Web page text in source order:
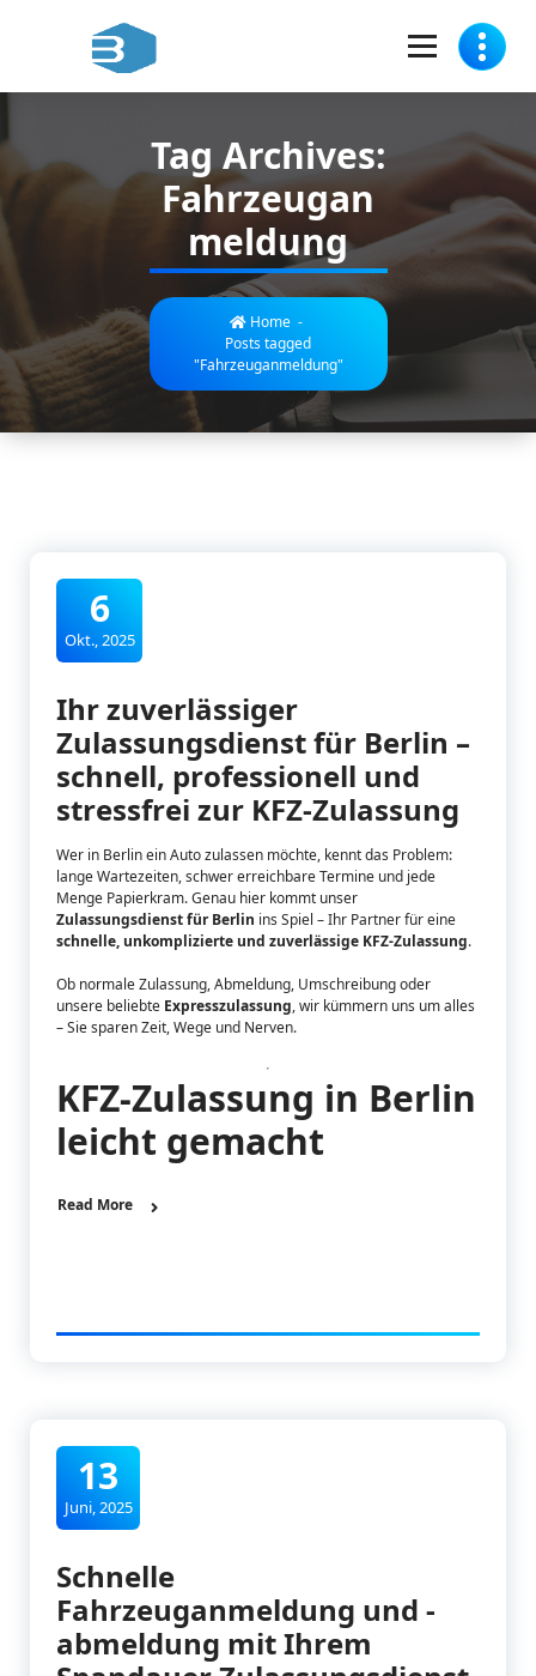
Tag Archives:
Fahrzeugan
meldung
Home -
Posts tagged
"Fahrzeuganmeldung"
6
Okt., 2025
Ihr zuverlässiger
Zulassungsdienst für Berlin –
schnell, professionell und
stressfrei zur KFZ-Zulassung
Wer in Berlin ein Auto zulassen möchte, kennt das Problem:
lange Wartezeiten, schwer erreichbare Termine und jede
Menge Papierkram. Genau hier kommt unser
Zulassungsdienst für Berlin ins Spiel – Ihr Partner für eine
schnelle, unkomplizierte und zuverlässige KFZ-Zulassung.
Ob normale Zulassung, Abmeldung, Umschreibung oder
unsere beliebte Expresszulassung, wir kümmern uns um alles
– Sie sparen Zeit, Wege und Nerven.
KFZ-Zulassung in Berlin
leicht gemacht
Read More
13
Juni, 2025
Schnelle
Fahrzeuganmeldung und -
abmeldung mit Ihrem